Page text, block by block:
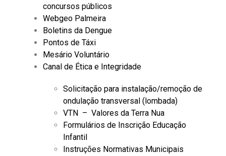
concursos públicos
Webgeo Palmeira
Boletins da Dengue
Pontos de Táxi
Mesário Voluntário
Canal de Ética e Integridade
Solicitação para instalação/remoção de
ondulação transversal (lombada)
VTN – Valores da Terra Nua
Formulários de Inscrição Educação
Infantil
Instruções Normativas Municipais